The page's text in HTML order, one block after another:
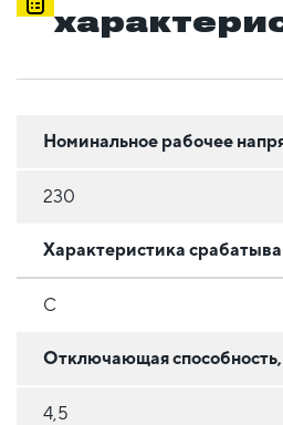
Номинальное рабочее
230
Характеристика
C
Отключающая
4,5